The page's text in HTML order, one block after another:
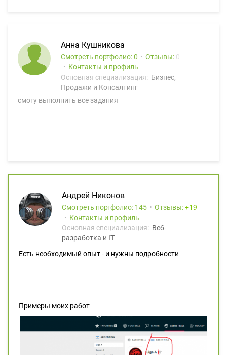
Анна Кушникова
Смотреть портфолио: 0 Отзывы: 0
Контакты и профиль
Основная специализация: Бизнес,
Продажи и Консалтинг
смогу выполнить все задания
Андрей Никонов
Смотреть портфолио: 145 Отзывы:
19
Контакты и профиль
Основная специализация: Веб-
разработка и IT
Есть необходимый опыт - и нужны подробности
Примеры моих работ